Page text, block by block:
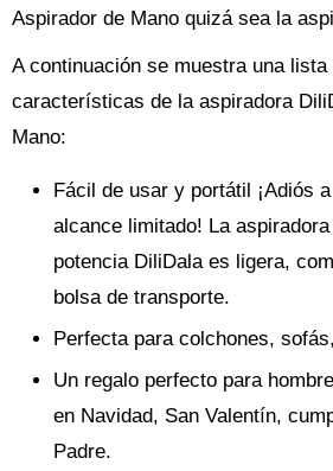
Aspirador de Mano quizá sea la
A continuación se muestra una lista
características de la aspiradora
Mano:
Fácil de usar y portátil ¡Adiós
alcance limitado! La
potencia DiliDala es ligera,
bolsa de transporte.
Perfecta para colchones,
Un regalo perfecto para
en Navidad, San Valentín,
Padre.